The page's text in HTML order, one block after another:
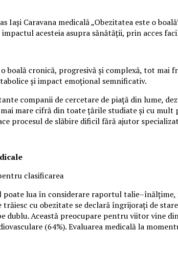
Iași Caravana medicală „Obezitatea este o
acesteia asupra sănătății, prin acces
cronică, progresivă și complexă, tot mai
și impact emoțional semnificativ.
companii de cercetare de piață din lume,
mare cifră din toate țările studiate și cu mult
procesul de slăbire dificil fără ajutor
clasificarea
lua în considerare raportul
cu obezitate se declară îngrijorați de
dublu. Această preocupare pentru viitor vine
(64%). Evaluarea medicală la